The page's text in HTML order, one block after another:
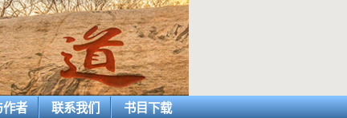
作者 联系我们 书目下载